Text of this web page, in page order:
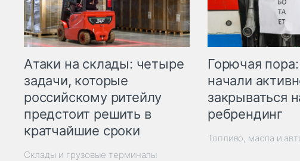
Атаки на склады: четыре
задачи, которые
российскому ритейлу
предстоит решить в
кратчайшие сроки
Склады и грузовые терминалы
Горючая
начали
закрываться
ребрендинг
Топливо, масла и